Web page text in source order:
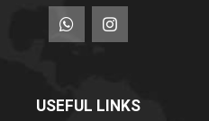
USEFUL LINKS